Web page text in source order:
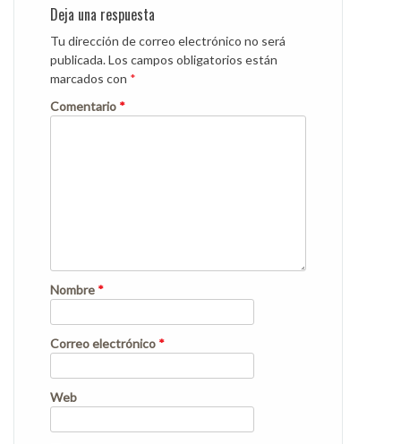
Deja una respuesta
Tu dirección de correo electrónico no será
publicada.Los campos obligatorios están
marcados con *
Comentario *
Nombre *
Correo electrónico *
Web